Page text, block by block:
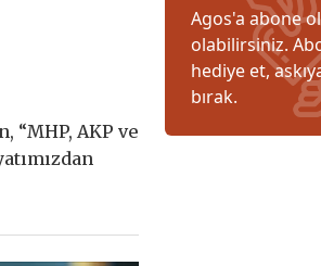
“MHP, AKP ve
Agos'a abone
olabilirsiniz.
hediye et,
bırak.